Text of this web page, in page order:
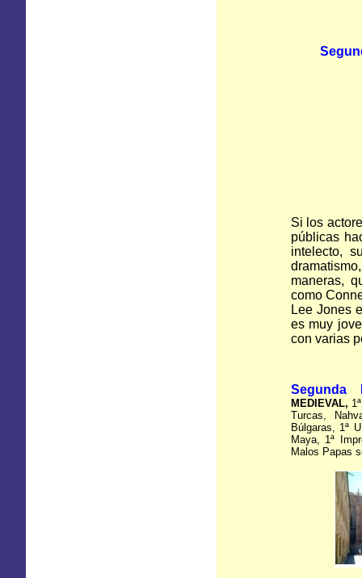
Si los
públicas
intelecto,
maneras,
como
Lee Jones
es muy
con varias
Segunda
MEDIEVAL,
Turcas,
Búlgaras, 1ª
Maya, 1ª
Malos Papas